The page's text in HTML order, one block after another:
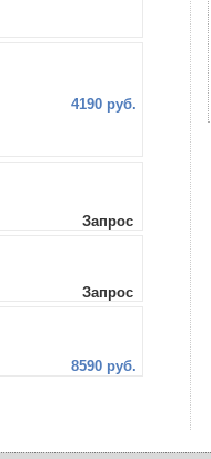
4190 руб.
Запрос
Запрос
8590 руб.